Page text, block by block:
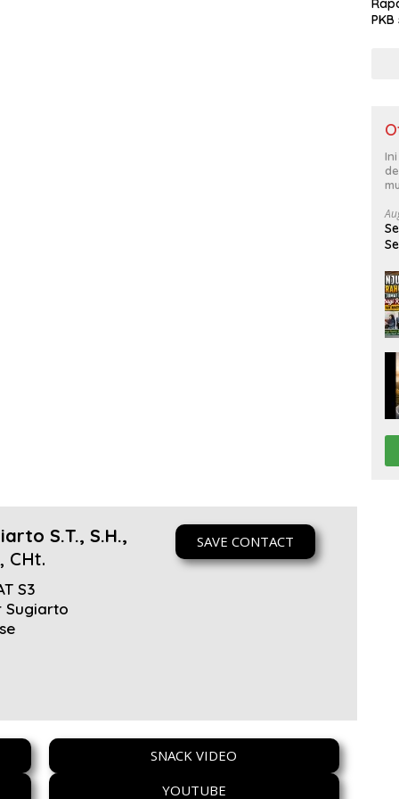
S.T., S.H.,
CHt.
S3
Sugiarto
SAVE CONTACT
SNACK VIDEO
YOUTUBE